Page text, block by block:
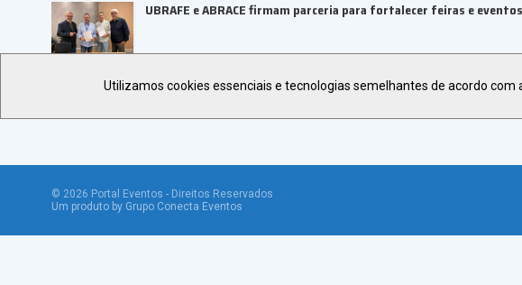
UBRAFE e ABRACE firmam parceria para fortalecer feiras e eventos
© 2026 Portal Eventos - Direitos Reservados
Um produto by Grupo Conecta Eventos
Utilizamos cookies essenciais e tecnologias semelhantes de acordo com